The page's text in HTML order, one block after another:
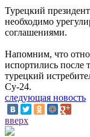
Турецкий
необходимо
соглашениями.
Напомним, что
испортились после
турецкий
Су-24.
следующая новость
вверх